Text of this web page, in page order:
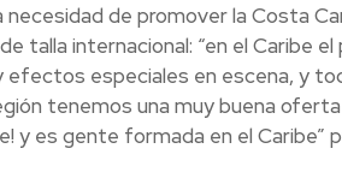
de promover la Costa
talla internacional: “en el Caribe
especiales en escena, y
tenemos una muy buena
y es gente formada en el Caribe”